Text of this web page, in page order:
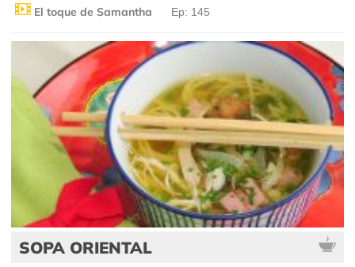
El toque de Samantha Ep: 145
SOPA ORIENTAL